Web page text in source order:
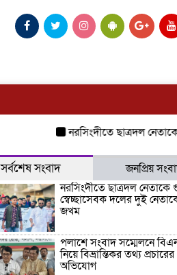
নরসিংদীতে ছাত্রদল নেতাকে
সর্বশেষ সংবাদ
জনপ্রিয়
নরসিংদীতে ছাত্রদল নেতাকে
স্বেচ্ছাসেবক দলের দুই
জখম
পলাশে সংবাদ সম্মেলনে
নিয়ে বিভ্রান্তিকর তথ্য প্রচারের
অভিযোগ